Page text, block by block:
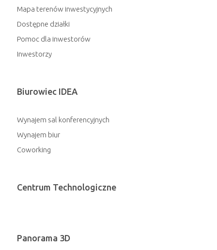
Mapa terenów inwestycyjnych
Dostępne działki
Pomoc dla inwestorów
Inwestorzy
Biurowiec IDEA
Wynajem sal konferencyjnych
Wynajem biur
Coworking
Centrum Technologiczne
Panorama 3D